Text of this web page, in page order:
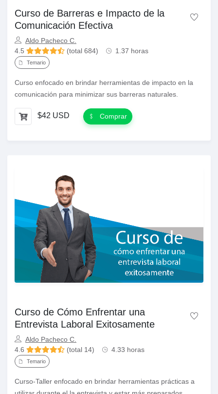
Curso de Barreras e Impacto de la
Comunicación Efectiva
Aldo Pacheco C.
4.5
(total 684) 1.37 horas
Temario
Curso enfocado en brindar herramientas de impacto en la
comunicación para minimizar sus barreras naturales.
$42 USD Comprar
Curso de Cómo Enfrentar una
Entrevista Laboral Exitosamente
Aldo Pacheco C.
4.6
(total 14) 4.33 horas
Temario
Curso-Taller enfocado en brindar herramientas prácticas a